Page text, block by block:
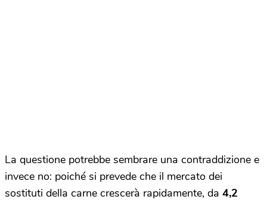
La questione potrebbe sembrare una contraddizione e
invece no: poiché si prevede che il mercato dei
sostituti della carne crescerà rapidamente, da 4,2